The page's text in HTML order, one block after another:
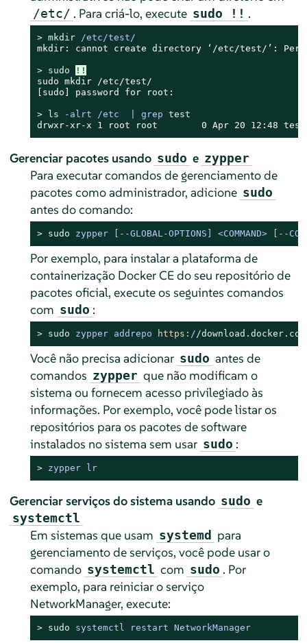
/etc/ . Para criá-lo, execute sudo !! .
> mkdir /etc/test/
mkdir: cannot create directory ‘/etc/test/’:
> sudo
!!
sudo mkdir /etc/test/
[sudo] password for root:
> ls -alrt /etc  | grep test
drwxr-xr-x 1 root root        0 Apr 20 12:48 test
Gerenciar pacotes usando sudo e zypper
Para executar comandos de gerenciamento de
pacotes como administrador, adicione sudo
antes do comando:
> sudo zypper [--GLOBAL-OPTIONS] <COMMAND> [--
Por exemplo, para instalar a plataforma de
containerização Docker CE do seu repositório de
pacotes oficial, execute os seguintes comandos
com sudo :
> sudo zypper addrepo https: / /
Você não precisa adicionar sudo antes de
comandos zypper que não modificam o
sistema ou fornecem acesso privilegiado às
informações. Por exemplo, você pode listar os
repositórios para os pacotes de software
instalados no sistema sem usar sudo :
> zypper lr
Gerenciar serviços do sistema usando sudo e
systemctl
Em sistemas que usam systemd para
gerenciamento de serviços, você pode usar o
comando systemctl com sudo . Por
exemplo, para reiniciar o serviço
NetworkManager, execute:
> sudo systemctl restart NetworkManager